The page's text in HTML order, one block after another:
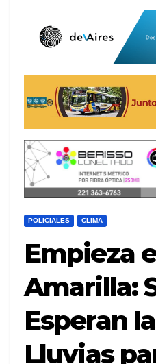
POLICIALES CLIMA
Empieza
Amarilla:
Esperan
Lluvias